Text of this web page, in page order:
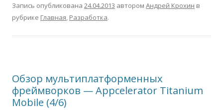
Запись опубликована 24.04.2013 автором Андрей Крохин в
рубрике Главная, Разработка.
Обзор мультиплатформенных
фреймворков — Appcelerator Titanium
Mobile (4/6)